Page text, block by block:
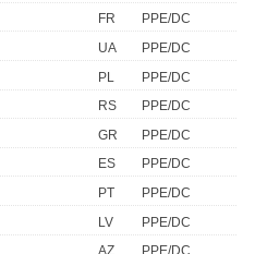
FR
PPE/DC
UA
PPE/DC
PL
PPE/DC
RS
PPE/DC
GR
PPE/DC
ES
PPE/DC
PT
PPE/DC
LV
PPE/DC
AZ
PPE/DC